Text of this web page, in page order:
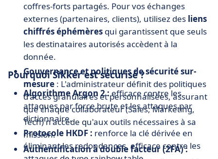
coffres-forts partagés. Pour vos échanges
externes (partenaires, clients), utilisez des liens
chiffrés éphémères qui garantissent que seuls
les destinataires autorisés accèdent à la
donnée.
Gouvernance et politiques de sécurité sur-
mesure : L'administrateur définit des politiques
d'accès granulaires et personnalisées, assurant
que chaque collaborateur (Sales, Marketing,
Tech) n'accède qu'aux outils nécessaires à sa
mission.
Authentification à double facteur (2FA) :
Pourquoi Sikker est sécurisé ?
Algorithme Argon 2 :efficace contre les
attaques par force brute et les attaques par
dictionnaire.
Protocole HKDF : renforce la clé dérivée en
éliminant les redondances, efficace contre les